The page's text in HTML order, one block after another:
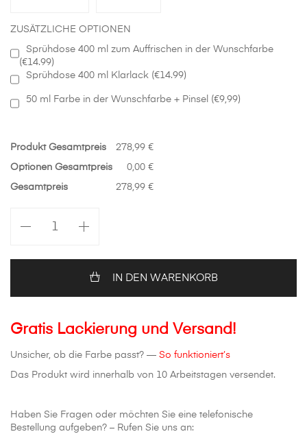
ZUSÄTZLICHE OPTIONEN
Sprühdose 400 ml zum Auffrischen in der Wunschfarbe
(€14.99)
Sprühdose 400 ml Klarlack (€14.99)
50 ml Farbe in der Wunschfarbe + Pinsel (€9,99)
Produkt Gesamtpreis 278,99 €
Optionen Gesamtpreis 0,00 €
Gesamtpreis 278,99 €
Stoßstange
IN DEN WARENKORB
Gratis Lackierung und Versand!
Unsicher, ob die Farbe passt? — So funktioniert’s
Das Produkt wird innerhalb von 10 Arbeitstagen versendet.
Haben Sie Fragen oder möchten Sie eine telefonische
Bestellung aufgeben? – Rufen Sie uns an: